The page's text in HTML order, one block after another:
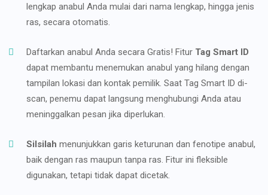
lengkap anabul Anda mulai dari nama lengkap, hingga jenis
ras, secara otomatis.
Daftarkan anabul Anda secara Gratis! Fitur Tag Smart ID
dapat membantu menemukan anabul yang hilang dengan
tampilan lokasi dan kontak pemilik. Saat Tag Smart ID di-
scan, penemu dapat langsung menghubungi Anda atau
meninggalkan pesan jika diperlukan.
Silsilah menunjukkan garis keturunan dan fenotipe anabul,
baik dengan ras maupun tanpa ras. Fitur ini fleksible
digunakan, tetapi tidak dapat dicetak.